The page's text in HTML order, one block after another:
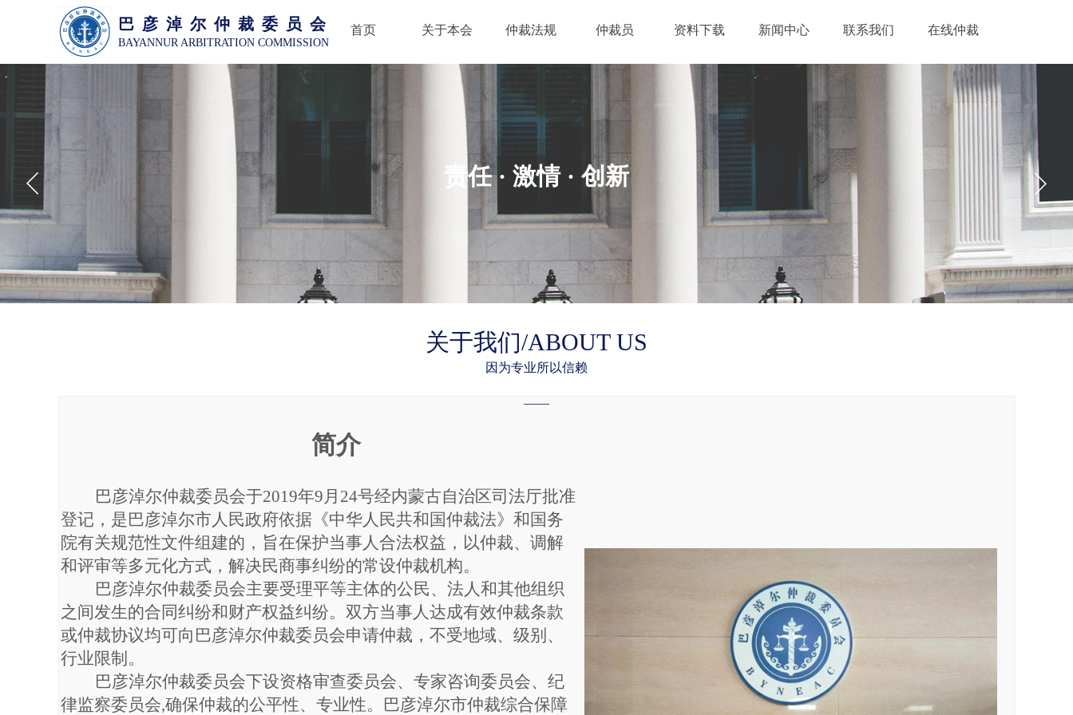
首页 关于本会 仲裁法规 仲裁员 资料下载 新闻中心 联系我们 在线仲裁
巴 彦 淖 尔 仲 裁 委 员 会
BAYANNUR ARBITRATION COMMISSION
责任 · 激情 · 创新
关于我们/ABOUT US
因为专业所以信赖
——
简介
巴彦淖尔仲裁委员会于2019年9月24号经内蒙古自治区司法厅批准
登记， 是巴彦淖尔市人民政府依据《中华人民共和国仲裁法》和国务
院有关规范性文件组建的，旨在保护当事人合法权益，以仲裁、调解
和评审等多元化方式，解决民商事纠纷的常设仲裁机构。
巴彦淖尔仲裁委员会主要受理平等主体的公民、法人和其他组织
之间发生的合同纠纷和财产权益纠纷。双方当事人达成有效仲裁条款
或仲裁协议均可向 巴彦淖尔仲裁委员会申请仲裁，不受地域、级别、
行业限制 。
巴彦淖尔仲裁委员会下设资格审查委员会、 专家咨询委员会、 纪
律监察委员会,确保仲裁的公平性、专业性。巴彦淖尔市仲裁综合保障